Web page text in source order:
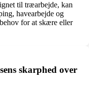
til træarbejde, kan
havearbejde og
for at skære eller
skarphed over